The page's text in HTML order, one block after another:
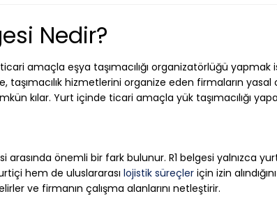
Nedir?
ticari amaçla eşya taşımacılığı organizatörlüğü
taşımacılık hizmetlerini organize eden firmaların yasal
kılar. Yurt içinde ticari amaçla yük taşımacılığı
arasında önemli bir fark bulunur. R1 belgesi yalnızca
hem de uluslararası lojistik süreçler için izin
ve firmanın çalışma alanlarını netleştirir.